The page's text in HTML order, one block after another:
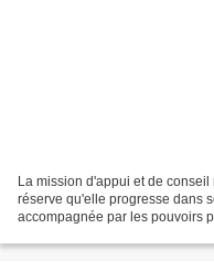
La mission d'appui et de
réserve qu'elle progresse dans
accompagnée par les pouvoirs